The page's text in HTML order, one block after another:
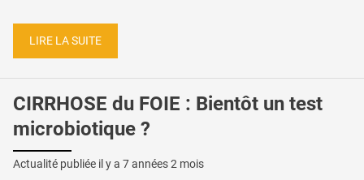
LIRE LA SUITE
CIRRHOSE du FOIE : Bientôt un test
microbiotique ?
Actualité publiée il y a 7 années 2 mois